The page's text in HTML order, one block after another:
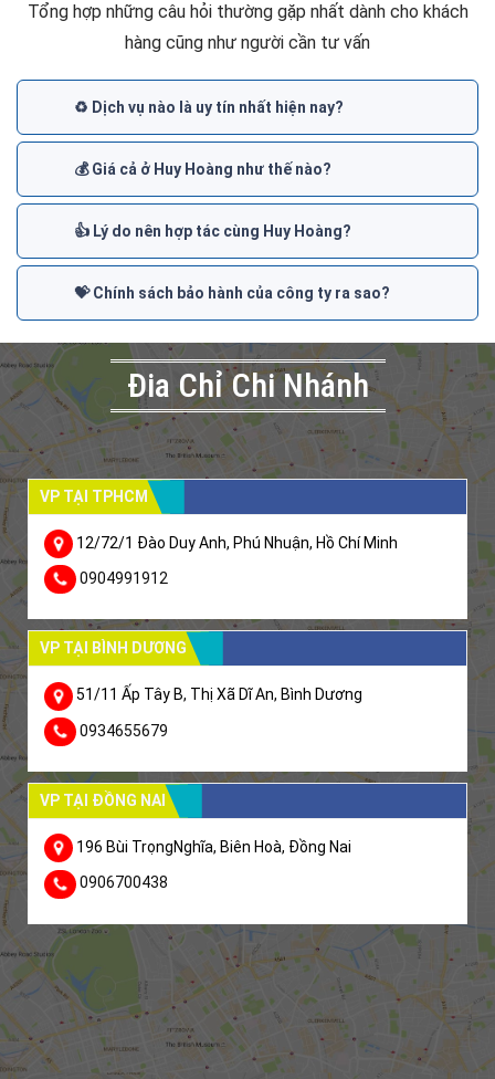
Tổng hợp những câu hỏi thường gặp nhất dành cho khách
hàng cũng như người cần tư vấn
♻️ Dịch vụ nào là uy tín nhất hiện nay?
💰 Giá cả ở Huy Hoàng như thế nào?
👍 Lý do nên hợp tác cùng Huy Hoàng?
💝 Chính sách bảo hành của công ty ra sao?
Đia Chỉ Chi Nhánh
VP TẠI TPHCM
12/72/1 Đào Duy Anh, Phú Nhuận, Hồ Chí Minh
0904991912
VP TẠI BÌNH DƯƠNG
51/11 Ấp Tây B, Thị Xã Dĩ An, Bình Dương
0934655679
VP TẠI ĐỒNG NAI
196 Bùi TrọngNghĩa, Biên Hoà, Đồng Nai
0906700438